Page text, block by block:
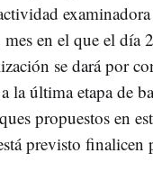
en el que el día
se dará por
la última etapa de
propuestos en
previsto